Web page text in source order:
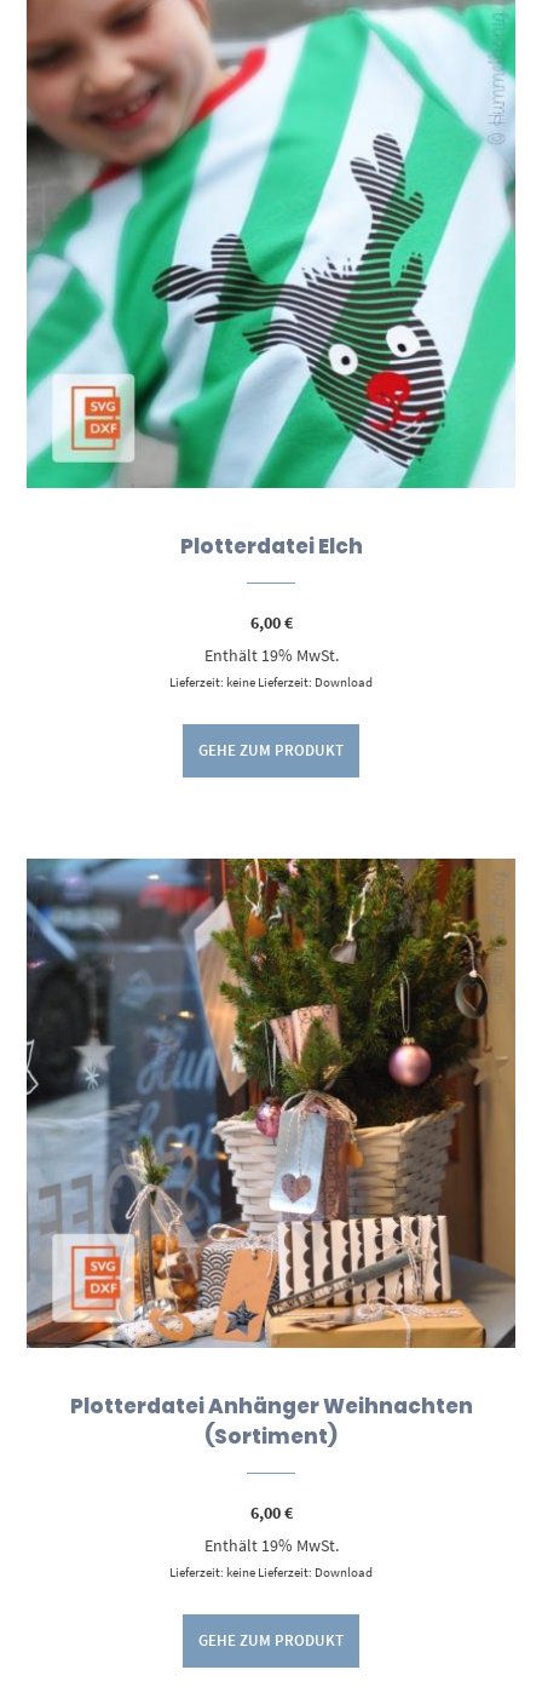
Plotterdatei Elch
6,00€
Enthält 19% MwSt.
Lieferzeit: keine Lieferzeit: Download
GEHE ZUM PRODUKT
Plotterdatei Anhänger Weihnachten
(Sortiment)
6,00€
Enthält 19% MwSt.
Lieferzeit: keine Lieferzeit: Download
GEHE ZUM PRODUKT